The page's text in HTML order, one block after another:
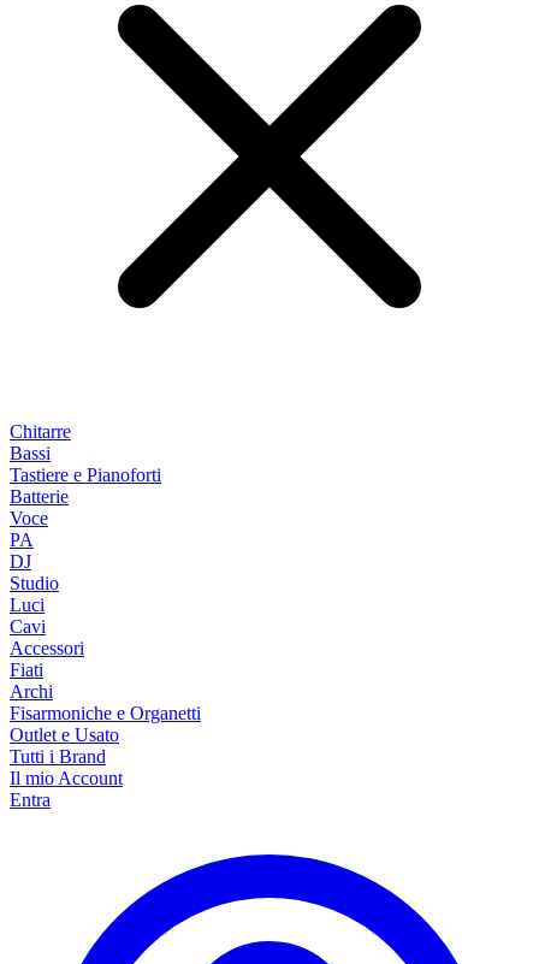
Chitarre
Bassi
Tastiere e Pianoforti
Batterie
Voce
PA
DJ
Studio
Luci
Cavi
Accessori
Fiati
Archi
Fisarmoniche e Organetti
Outlet e Usato
Tutti i Brand
Il mio Account
Entra